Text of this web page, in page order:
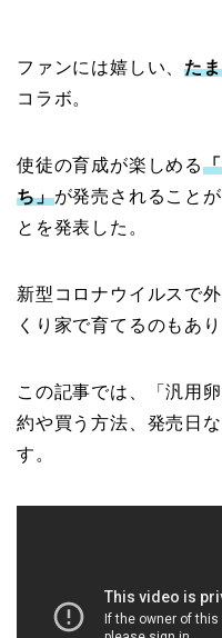
ファンには嬉しい、た
コラボ。
使徒の育成が楽しめる
ち」が発売されること
とを発表した。
新型コロナウイルスで
くり家で育てるのもあ
この記事では、「汎用
約や買う方法、発売日
す。